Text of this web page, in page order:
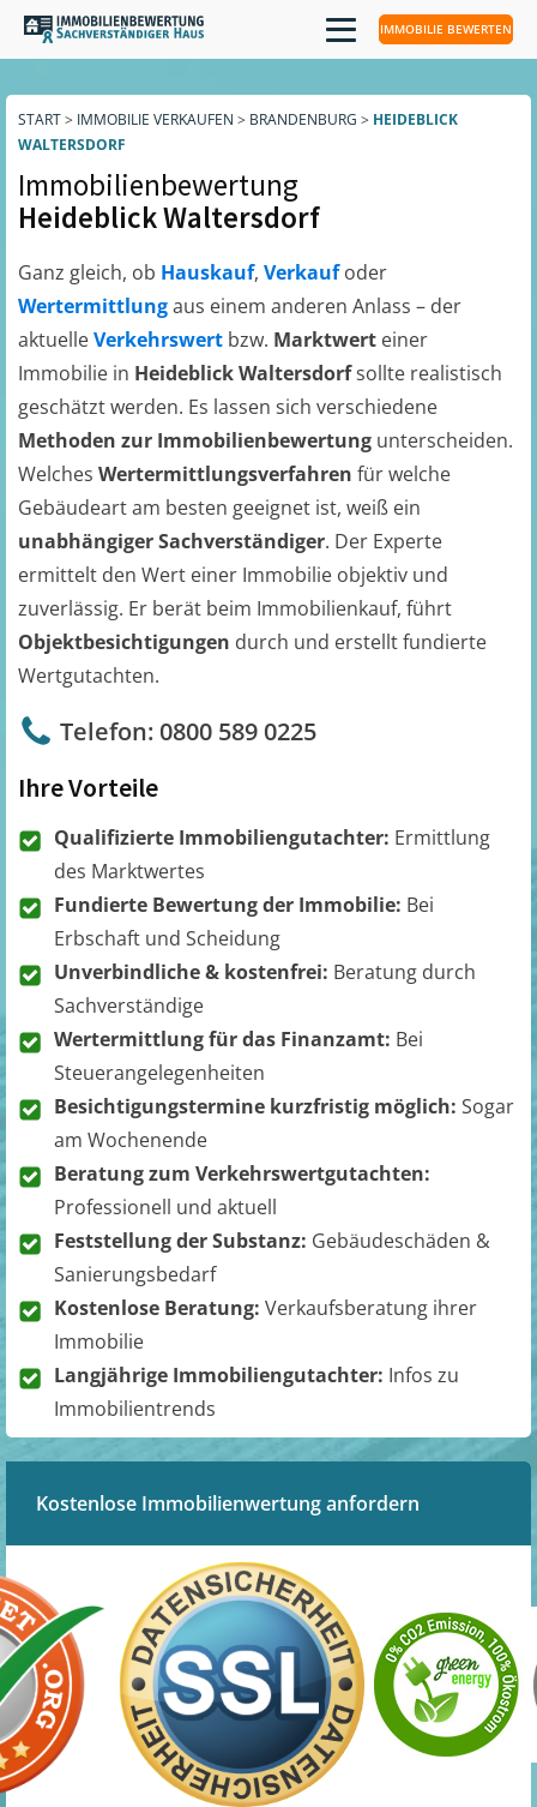
IMMOBILIE BEWERTEN
START> IMMOBILIE VERKAUFEN > BRANDENBURG > HEIDEBLICK
WALTERSDORF
Immobilienbewertung
Heideblick Waltersdorf
Ganz gleich, ob Hauskauf, Verkaufoder
Wertermittlungaus einem anderen Anlass – der
aktuelleVerkehrswert bzw. Marktwert einer
Immobilie in Heideblick Waltersdorfsollte realistisch
geschätzt werden. Es lassen sich verschiedene
Methoden zur Immobilienbewertung unterscheiden.
Welches Wertermittlungsverfahren für welche
Gebäudeart am besten geeignet ist, weiß ein
unabhängiger Sachverständiger. Der Experte
ermittelt den Wert einer Immobilie objektiv und
zuverlässig. Er berät beim Immobilienkauf, führt
Objektbesichtigungen durch und erstellt fundierte
Wertgutachten.
Telefon: 0800 589 0225
Ihre Vorteile
Qualifizierte Immobiliengutachter: Ermittlung
des Marktwertes
Fundierte Bewertung der Immobilie: Bei
Erbschaft und Scheidung
Unverbindliche & kostenfrei: Beratung durch
Sachverständige
Wertermittlung für das Finanzamt: Bei
Steuerangelegenheiten
Besichtigungstermine kurzfristig möglich: Sogar
am Wochenende
Beratung zum Verkehrswertgutachten:
Professionell und aktuell
Feststellung der Substanz: Gebäudeschäden &
Sanierungsbedarf
Kostenlose Beratung: Verkaufsberatung ihrer
Immobilie
Langjährige Immobiliengutachter: Infos zu
Immobilientrends
Kostenlose Immobilienwertung anfordern